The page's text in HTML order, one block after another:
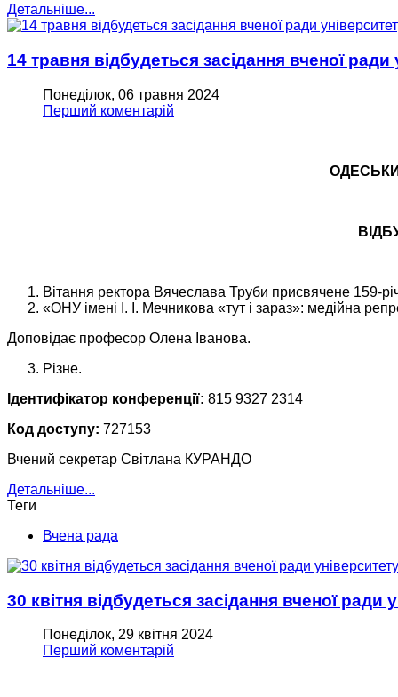
Детальніше...
14 травня відбудеться засідання вченої ради
Понеділок, 06 травня 2024
Перший коментарій
Вітання ректора Вячеслава Труби присвячене 159-
«ОНУ імені І. І. Мечникова «тут і зараз»: медійна
Доповідає професор Олена Іванова.
Різне.
Ідентифікатор конференції: 815 9327 2314
Код доступу: 727153
Вчений секретар Світлана КУРАНДО
Детальніше...
Теги
Вчена рада
30 квітня відбудеться засідання вченої ради
Понеділок, 29 квітня 2024
Перший коментарій